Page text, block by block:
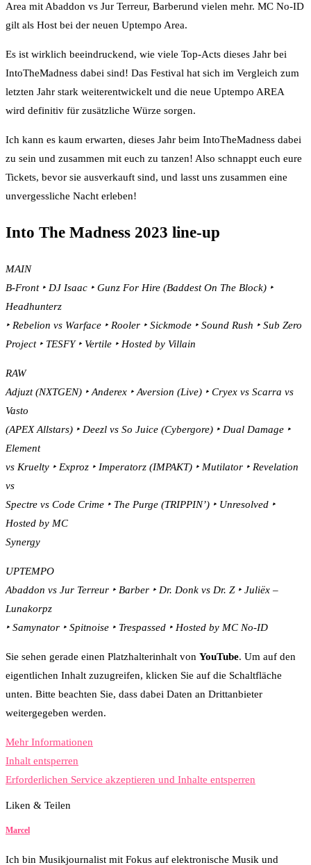
Area mit Abaddon vs Jur Terreur, Barberund vielen mehr. MC No-ID
gilt als Host bei der neuen Uptempo Area.
Es ist wirklich beeindruckend, wie viele Top-Acts dieses Jahr bei
IntoTheMadness dabei sind! Das Festival hat sich im Vergleich zum
letzten Jahr stark weiterentwickelt und die neue Uptempo AREA
wird definitiv für zusätzliche Würze sorgen.
Ich kann es kaum erwarten, dieses Jahr beim IntoTheMadness dabei
zu sein und zusammen mit euch zu tanzen! Also schnappt euch eure
Tickets, bevor sie ausverkauft sind, und lasst uns zusammen eine
unvergessliche Nacht erleben!
Into The Madness 2023 line-up
MAIN
B-Front ‣ DJ Isaac ‣ Gunz For Hire (Baddest On The Block) ‣
Headhunterz
‣ Rebelion vs Warface ‣ Rooler ‣ Sickmode ‣ Sound Rush ‣ Sub Zero
Project ‣ TESFY ‣ Vertile ‣ Hosted by Villain
RAW
Adjuzt (NXTGEN) ‣ Anderex ‣ Aversion (Live) ‣ Cryex vs Scarra vs
Vasto
(APEX Allstars) ‣ Deezl vs So Juice (Cybergore) ‣ Dual Damage ‣
Element
vs Kruelty ‣ Exproz ‣ Imperatorz (IMPAKT) ‣ Mutilator ‣ Revelation
vs
Spectre vs Code Crime ‣ The Purge (TRIPPIN’) ‣ Unresolved ‣
Hosted by MC
Synergy
UPTEMPO
Abaddon vs Jur Terreur ‣ Barber ‣ Dr. Donk vs Dr. Z ‣ Juliëx –
Lunakorpz
‣ Samynator ‣ Spitnoise ‣ Trespassed ‣ Hosted by MC No-ID
Sie sehen gerade einen Platzhalterinhalt von YouTube. Um auf den
eigentlichen Inhalt zuzugreifen, klicken Sie auf die Schaltfläche
unten. Bitte beachten Sie, dass dabei Daten an Drittanbieter
weitergegeben werden.
Mehr Informationen
Inhalt entsperren
Erforderlichen Service akzeptieren und Inhalte entsperren
Liken & Teilen
Marcel
Ich bin Musikjournalist mit Fokus auf elektronische Musik und